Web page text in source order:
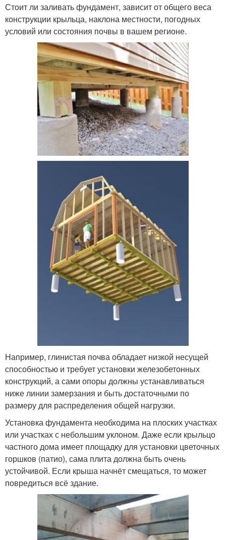
Стоит ли заливать фундамент, зависит от общего веса
конструкции крыльца, наклона местности, погодных
условий или состояния почвы в вашем регионе.
Например, глинистая почва обладает низкой несущей
способностью и требует установки железобетонных
конструкций, а сами опоры должны устанавливаться
ниже линии замерзания и быть достаточными по
размеру для распределения общей нагрузки.
Установка фундамента необходима на плоских участках
или участках с небольшим уклоном. Даже если крыльцо
частного дома имеет площадку для установки цветочных
горшков (патио), сама плита должна быть очень
устойчивой. Если крыша начнёт смещаться, то может
повредиться всё здание.